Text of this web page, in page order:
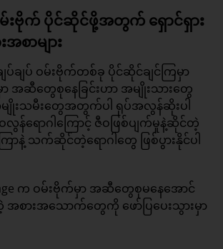
ဝမ်းဗိုက် ပိုင်ဆိုင်ဖို့အတွက် ရှောင်ရှား
စာများ
ချပ်ချပ် ဝမ်းဗိုက်တစ်ခု ပိုင်ဆိုင်ချင်ကြမှာ
ာ အဆီတွေစုနေခြင်းဟာ အမျိုးသားတွေ
သမီးတွေအတွက်ပါ ရုပ်အလွန်ဆိုးပါ
န်ရောဂါကြောင့် ဇီဝဖြစ်ပျက်မှုနဲ့ဆိုင်တဲ့
ောနဲ့ သက်ဆိုင်တဲ့ရောဂါတွေ ဖြစ်ပွားနိုင်ပါ
က ဝမ်းဗိုက်မှာ အဆီတွေစုမနေအောင်
အစားအသောက်တွေကို ဖော်ပြပေးသွားမှာ